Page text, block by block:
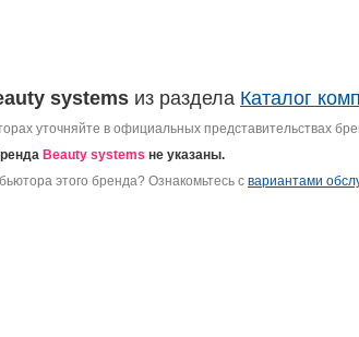
systems из раздела Каталог
уточняйте в официальных представительствах
Beauty systems не указаны.
этого бренда? Ознакомьтесь с вариантами